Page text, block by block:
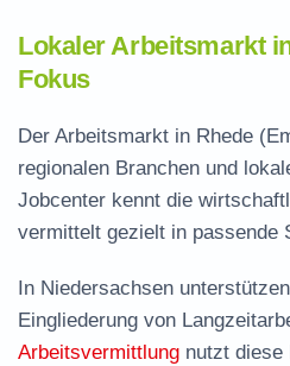
Lokaler Arbeitsmarkt
Fokus
Der Arbeitsmarkt in Rhede
regionalen Branchen und
Jobcenter kennt die
vermittelt gezielt in passende
In Niedersachsen
Eingliederung von
Arbeitsvermittlung nutzt diese